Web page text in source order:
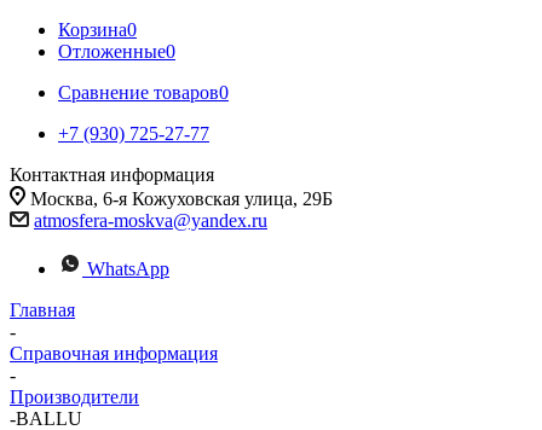
Корзина0
Отложенные0
Сравнение товаров0
+7 (930) 725-27-77
Контактная информация
Москва, 6-я Кожуховская улица, 29Б
atmosfera-moskva@yandex.ru
WhatsApp
Главная
-
Справочная информация
-
Производители
-BALLU